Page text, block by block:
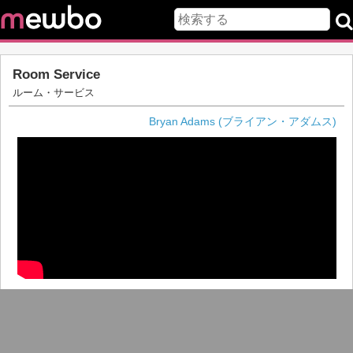
Room Service
ルーム・サービス
Bryan Adams (ブライアン・アダムス)